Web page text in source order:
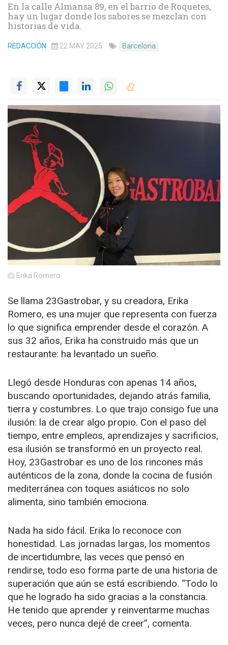
En la calle Almansa 89, en el barrio de Roquetes,
hay un lugar donde los sabores se mezclan con
historias de vida.
REDACCIÓN 22 MAY 2025 Barcelona
Erika Romero
Se llama 23Gastrobar, y su creadora, Erika
Romero, es una mujer que representa con fuerza
lo que significa emprender desde el corazón. A
sus 32 años, Erika ha construido más que un
restaurante: ha levantado un sueño.
Llegó desde Honduras con apenas 14 años,
buscando oportunidades, dejando atrás familia,
tierra y costumbres. Lo que trajo consigo fue una
ilusión: la de crear algo propio. Con el paso del
tiempo, entre empleos, aprendizajes y sacrificios,
esa ilusión se transformó en un proyecto real.
Hoy, 23Gastrobar es uno de los rincones más
auténticos de la zona, donde la cocina de fusión
mediterránea con toques asiáticos no solo
alimenta, sino también emociona.
Nada ha sido fácil. Erika lo reconoce con
honestidad. Las jornadas largas, los momentos
de incertidumbre, las veces que pensó en
rendirse, todo eso forma parte de una historia de
superación que aún se está escribiendo. “Todo lo
que he logrado ha sido gracias a la constancia.
He tenido que aprender y reinventarme muchas
veces, pero nunca dejé de creer”, comenta.